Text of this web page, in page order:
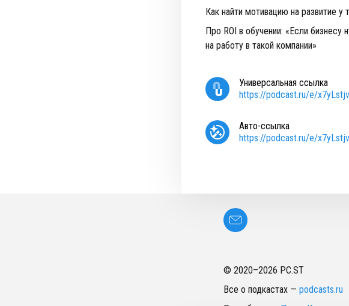
Как найти мотивацию на развитие у
Про ROI в обучении: «Если бизнесу
на работу в такой компании»
Универсальная ссылка
https://podcast.ru/e/
Авто-ссылка
https://podcast.ru/e/
© 2020–2026 PC.ST
Все о подкастах — podcasts.ru